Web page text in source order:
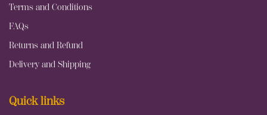
Terms and Conditions
FAQs
Returns and Refund
Delivery and Shipping
Quick links